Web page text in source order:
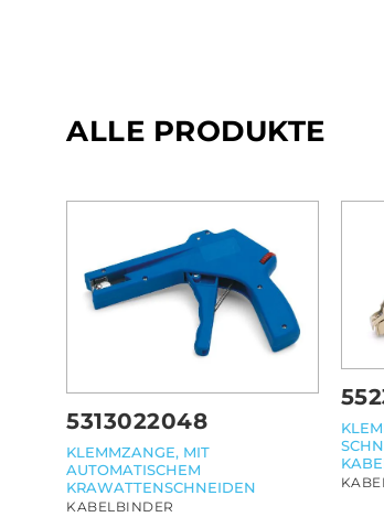
ALLE PRODUKTE
5313022048
KLEMMZANGE, MIT
AUTOMATISCHEM
KRAWATTENSCHNEIDEN
KABELBINDER